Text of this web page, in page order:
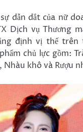
dẫn dắt của nữ
Dịch vụ Thương
định vị thế trên
chủ lực gồm:
Nhàu khô và Rượu